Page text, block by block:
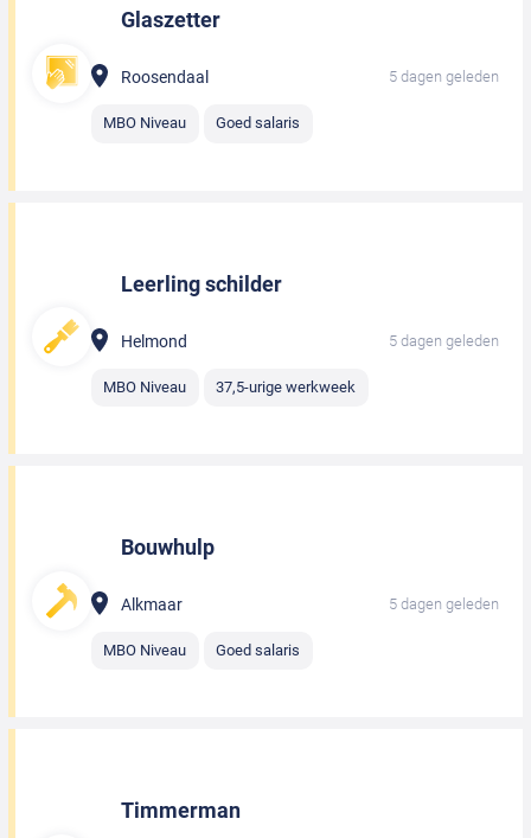
Glaszetter
Roosendaal 5 dagen geleden
MBO Niveau Goed salaris
Leerling schilder
Helmond 5 dagen geleden
MBO Niveau 37,5-urige werkweek
Bouwhulp
Alkmaar 5 dagen geleden
MBO Niveau Goed salaris
Timmerman